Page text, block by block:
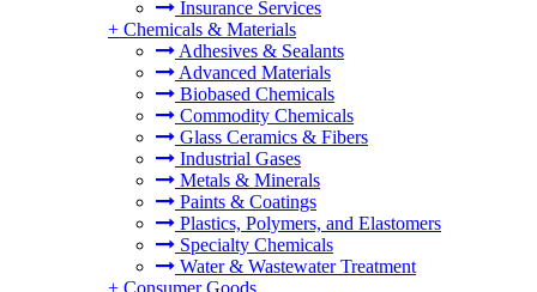
Insurance Services
+ Chemicals & Materials
Adhesives & Sealants
Advanced Materials
Biobased Chemicals
Commodity Chemicals
Glass Ceramics & Fibers
Industrial Gases
Metals & Minerals
Paints & Coatings
Plastics, Polymers, and Elastomers
Specialty Chemicals
Water & Wastewater Treatment
+ Consumer Goods